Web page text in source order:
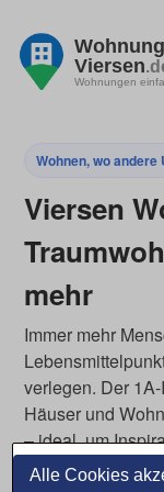
Alle Cookies
Viersen
Wohnungen
Wohnen, wo
Viersen
mehr
Immer mehr
verlegen. Der
Häuser und
– ideal, um
Schritt Richtung